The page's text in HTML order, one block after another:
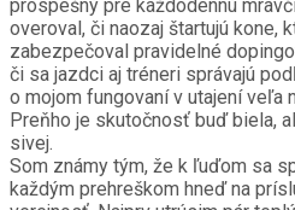
prospešný pre každodennú
overoval, či naozaj štartujú kone,
zabezpečoval pravidelné
či sa jazdci aj tréneri správajú
o mojom fungovaní v utajení veľa
Preňho je skutočnosť buď biela,
sivej.
Som známy tým, že k ľuďom sa
každým prehreškom hneď na